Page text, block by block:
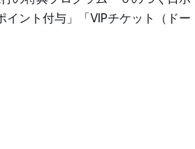
ント付与」「VIPチケット（ドー